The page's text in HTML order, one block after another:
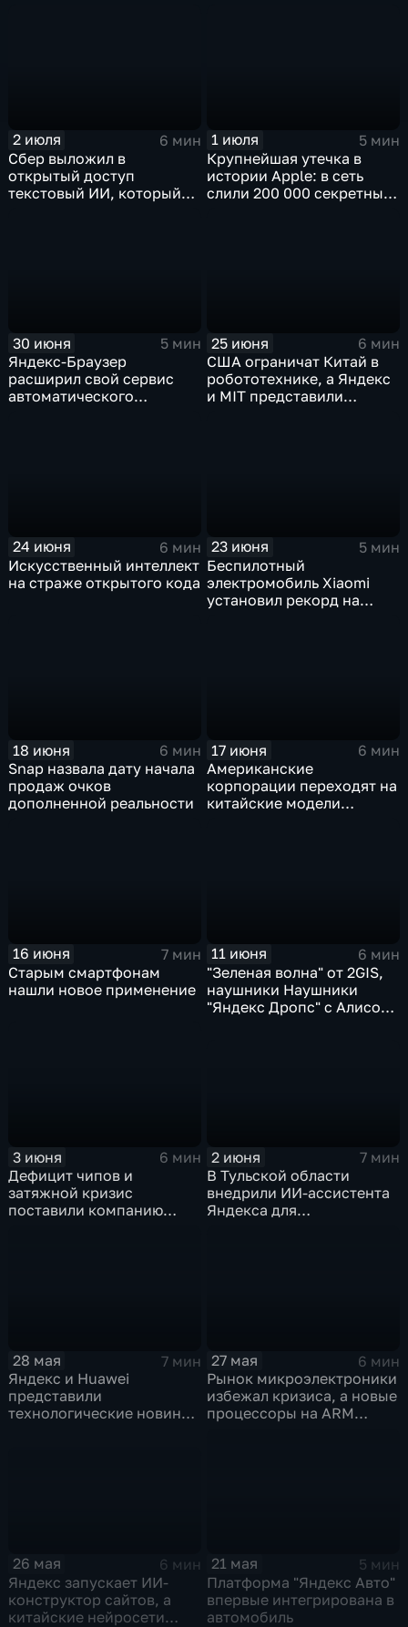
2 июля
6 мин
Сбер выложил в
открытый доступ
текстовый ИИ, который
1 июля
5 мин
Крупнейшая утечка в
истории Apple: в сеть
слили 200 000 секретных
30 июня
5 мин
Яндекс-Браузер
расширил свой сервис
автоматического
25 июня
6 мин
США ограничат Китай в
робототехнике, а Яндекс
и MIT представили
24 июня
6 мин
Искусственный интеллект
на страже открытого кода
23 июня
5 мин
Беспилотный
электромобиль Xiaomi
установил рекорд на
18 июня
6 мин
Snap назвала дату начала
продаж очков
дополненной реальности
17 июня
6 мин
Американские
корпорации переходят на
китайские модели
16 июня
7 мин
Старым смартфонам
нашли новое применение
11 июня
6 мин
"Зеленая волна" от 2GIS,
наушники Наушники
"Яндекс Дропс" с Алисой
3 июня
6 мин
Дефицит чипов и
затяжной кризис
поставили компанию
2 июня
7 мин
В Тульской области
внедрили ИИ-ассистента
Яндекса для
28 мая
7 мин
Яндекс и Huawei
представили
технологические новинки
27 мая
6 мин
Рынок микроэлектроники
избежал кризиса, а новые
процессоры на ARM
26 мая
6 мин
Яндекс запускает ИИ-
конструктор сайтов, а
китайские нейросети
21 мая
5 мин
Платформа "Яндекс Авто"
впервые интегрирована в
автомобиль